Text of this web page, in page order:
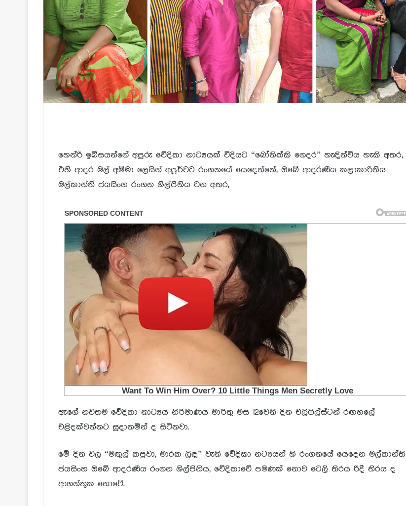
හෙන්රි ඉබ්සයන්ගේ අපූරු වේදිකා නාට්‍යයක් විදියට “බෝනික්කි ගෙදර” හැඳින්විය හැකි අතර,
එහි ආදර මල් අම්මා ලෙසින් අපූර්වට රංගනයේ යෙදෙන්නේ, ඔබේ ආදරණීය කලාකාරිනිය
මල්කාන්ති ජයසිංහ රංගන ශිල්පිනිය වන අතර,
ඇගේ නවතම වේදිකා නාට්‍යය නිර්මාණය මාර්තු මස 12වෙනි දින එලිෆිල්ස්ටන් රඟහලේ
එළිදක්වන්නට සූදානමින් ද සිටිනවා.
මේ දින වල “මඟුල් කපුවා, මාරක ලිඳ” වැනි වේදිකා නට්‍යයන් හි රංගනයේ යෙදෙන මල්කාන්ති
ජයසිංහ ඔබේ ආදරණීය රංගන ශිල්පිනිය, වේදිකාවේ පමණක් නොව ටෙලි තිරය රිදී තිරය ද
ආගන්තුක නොවේ.